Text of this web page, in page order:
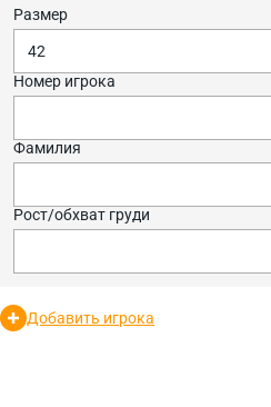
Размер
42
Номер игрока
Фамилия
Рост/обхват груди
Добавить игрока